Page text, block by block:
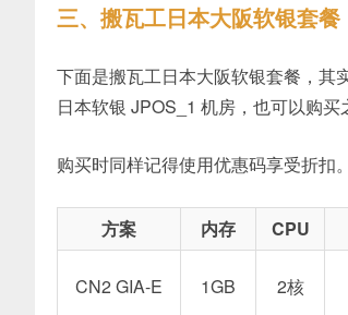
三、搬瓦工日本大阪软银套餐
下面是搬瓦工日本大阪软银套餐，其
日本软银 JPOS_1 机房，也可以购买
购买时同样记得使用优惠码享受折扣。
方案 内存 CPU
CN2 GIA-E 1GB 2核